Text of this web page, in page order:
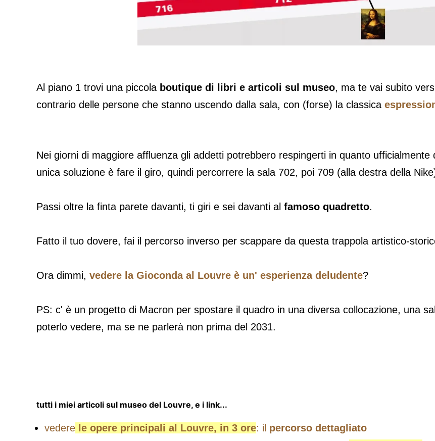
Al piano 1 trovi una piccola boutique di libri e articoli sul museo, ma te vai subito
contrario delle persone che stanno uscendo dalla sala, con (forse) la classica
Nei giorni di maggiore affluenza gli addetti potrebbero respingerti in quanto
unica soluzione è fare il giro, quindi percorrere la sala 702, poi 709 (alla destra della
Passi oltre la finta parete davanti, ti giri e sei davanti al famoso quadretto.
Fatto il tuo dovere, fai il percorso inverso per scappare da questa trappola artistico-
Ora dimmi, vedere la Gioconda al Louvre è un' esperienza deludente?
PS: c' è un progetto di Macron per spostare il quadro in una diversa collocazione, una
poterlo vedere, ma se ne parlerà non prima del 2031.
tutti i miei articoli sul museo del Louvre, e i link...
vedere le opere principali al Louvre, in 3 ore: il percorso dettagliato